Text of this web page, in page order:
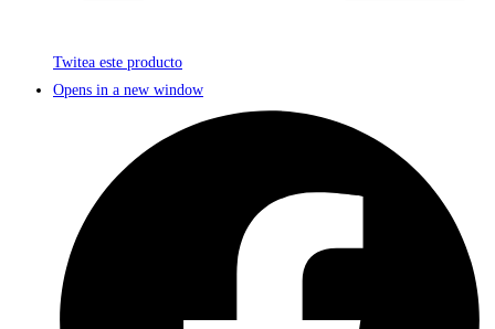
Twitea este producto
Opens in a new window